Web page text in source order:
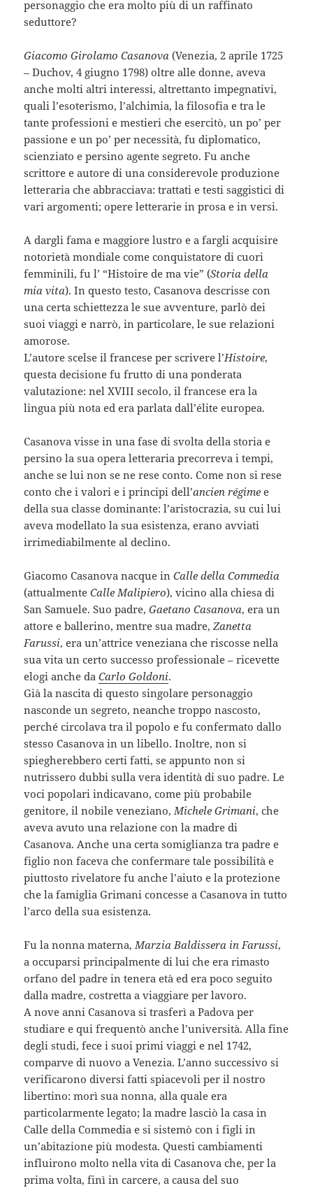
personaggio che era molto più di un raffinato
seduttore?
Giacomo Girolamo Casanova (Venezia, 2 aprile 1725
– Duchov, 4 giugno 1798) oltre alle donne, aveva
anche molti altri interessi, altrettanto impegnativi,
quali l’esoterismo, l’alchimia, la filosofia e tra le
tante professioni e mestieri che esercitò, un po’ per
passione e un po’ per necessità, fu diplomatico,
scienziato e persino agente segreto. Fu anche
scrittore e autore di una considerevole produzione
letteraria che abbracciava: trattati e testi saggistici di
vari argomenti; opere letterarie in prosa e in versi.
A dargli fama e maggiore lustro e a fargli acquisire
notorietà mondiale come conquistatore di cuori
femminili, fu l’ “Histoire de ma vie” (Storia della
mia vita). In questo testo, Casanova descrisse con
una certa schiettezza le sue avventure, parlò dei
suoi viaggi e narrò, in particolare, le sue relazioni
amorose.
L’autore scelse il francese per scrivere l’Histoire,
questa decisione fu frutto di una ponderata
valutazione: nel XVIII secolo, il francese era la
lingua più nota ed era parlata dall’élite europea.
Casanova visse in una fase di svolta della storia e
persino la sua opera letteraria precorreva i tempi,
anche se lui non se ne rese conto. Come non si rese
conto che i valori e i principi dell’ancien régime e
della sua classe dominante: l’aristocrazia, su cui lui
aveva modellato la sua esistenza, erano avviati
irrimediabilmente al declino.
Giacomo Casanova nacque inCalle della Commedia
(attualmenteCalle Malipiero), vicino alla chiesa di
San Samuele. Suo padre,Gaetano Casanova, era un
attore e ballerino, mentre sua madre,Zanetta
Farussi, era un’attrice veneziana che riscosse nella
sua vita un certo successo professionale – ricevette
elogi anche daCarlo Goldoni.
Già la nascita di questo singolare personaggio
nasconde un segreto, neanche troppo nascosto,
perché circolava tra il popolo e fu confermato dallo
stesso Casanova in un libello. Inoltre, non si
spiegherebbero certi fatti, se appunto non si
nutrissero dubbi sulla vera identità di suo padre. Le
voci popolari indicavano, come più probabile
genitore, il nobile veneziano, Michele Grimani, che
aveva avuto una relazione con la madre di
Casanova. Anche una certa somiglianza tra padre e
figlio non faceva che confermare tale possibilità e
piuttosto rivelatore fu anche l’aiuto e la protezione
che la famiglia Grimani concesse a Casanova in tutto
l’arco della sua esistenza.
Fu la nonna materna, Marzia Baldissera in Farussi,
a occuparsi principalmente di lui che era rimasto
orfano del padre in tenera età ed era poco seguito
dalla madre, costretta a viaggiare per lavoro.
A nove anni Casanova si trasferì a Padova per
studiare e qui frequentò anche l’università. Alla fine
degli studi, fece i suoi primi viaggi e nel 1742,
comparve di nuovo a Venezia. L’anno successivo si
verificarono diversi fatti spiacevoli per il nostro
libertino: morì sua nonna, alla quale era
particolarmente legato; la madre lasciò la casa in
Calle della Commedia e si sistemò con i figli in
un’abitazione più modesta. Questi cambiamenti
influirono molto nella vita di Casanova che, per la
prima volta, finì in carcere, a causa del suo